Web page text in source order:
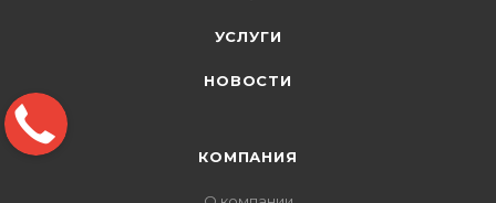
УСЛУГИ
НОВОСТИ
КОМПАНИЯ